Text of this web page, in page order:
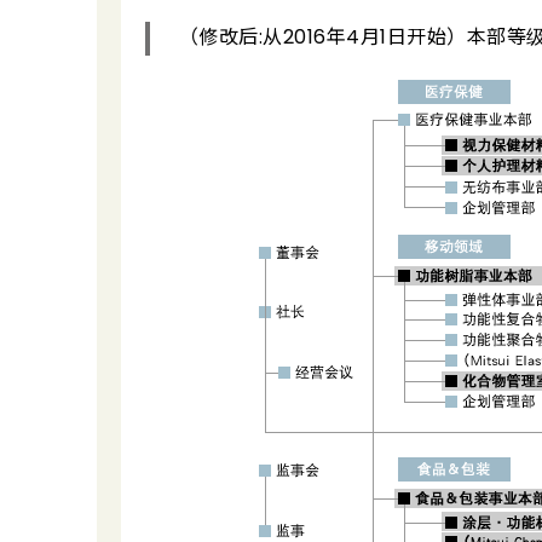
（修改后:从2016年4月1日开始）本部等